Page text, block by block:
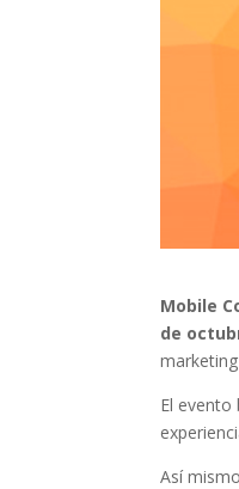
Mobile
de
El
Así